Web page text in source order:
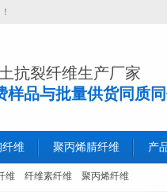
抗裂纤维生产厂家
样品与批量供货同质
纤维 聚丙烯腈纤维 产
维 纤维素纤维 聚丙烯纤维